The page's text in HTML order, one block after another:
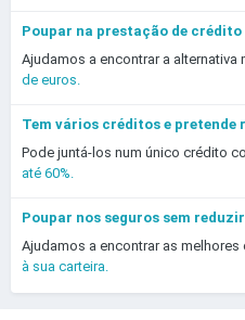
Poupar na prestação de
Ajudamos a encontrar a alternativa
de euros.
Tem vários créditos e pretende
Pode juntá-los num único crédito
até 60%.
Poupar nos seguros sem
Ajudamos a encontrar as melhores
à sua carteira.